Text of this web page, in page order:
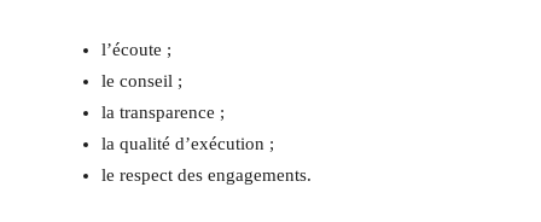
l’écoute ;
le conseil ;
la transparence ;
la qualité d’exécution ;
le respect des engagements.